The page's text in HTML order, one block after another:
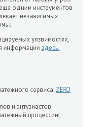
одним инструментов
независимых
уязвимостях,
информации здесь.
сервиса: ZERO
и энтузиастов
процессинг